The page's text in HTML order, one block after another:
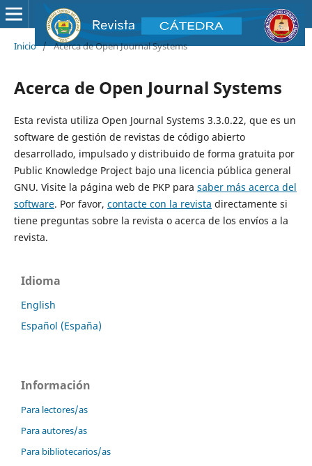
Inicio / Acerca de Open Journal Systems
Acerca de Open Journal Systems
Esta revista utiliza Open Journal Systems 3.3.0.22, que es un
software de gestión de revistas de código abierto
desarrollado, impulsado y distribuido de forma gratuita por
Public Knowledge Project bajo una licencia pública general
GNU. Visite la página web de PKP para saber más acerca del
software. Por favor, contacte con la revista directamente si
tiene preguntas sobre la revista o acerca de los envíos a la
revista.
Idioma
English
Español (España)
Información
Para lectores/as
Para autores/as
Para bibliotecarios/as